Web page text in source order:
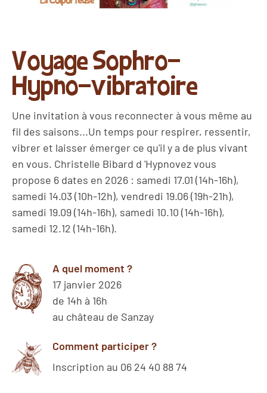
Voyage Sophro-
Hypno-vibratoire
Une invitation à vous reconnecter à vous même au
fil des saisons...Un temps pour respirer, ressentir,
vibrer et laisser émerger ce qu'il y a de plus vivant
en vous. Christelle Bibard d 'Hypnovez vous
propose 6 dates en 2026 : samedi 17.01 (14h-16h),
samedi 14.03 (10h-12h), vendredi 19.06 (19h-21h),
samedi 19.09 (14h-16h), samedi 10.10 (14h-16h),
samedi 12.12 (14h-16h).
A quel moment ?
17 janvier 2026
de 14h à 16h
au château de Sanzay
Comment participer ?
Inscription au 06 24 40 88 74